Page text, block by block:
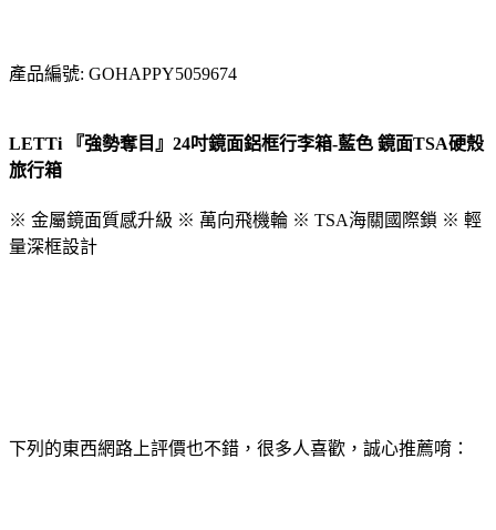
產品編號: GOHAPPY5059674
LETTi 『強勢奪目』24吋鏡面鋁框行李箱-藍色 鏡面TSA硬殼
旅行箱
※ 金屬鏡面質感升級 ※ 萬向飛機輪 ※ TSA海關國際鎖 ※ 輕
量深框設計
下列的東西網路上評價也不錯，很多人喜歡，誠心推薦唷：